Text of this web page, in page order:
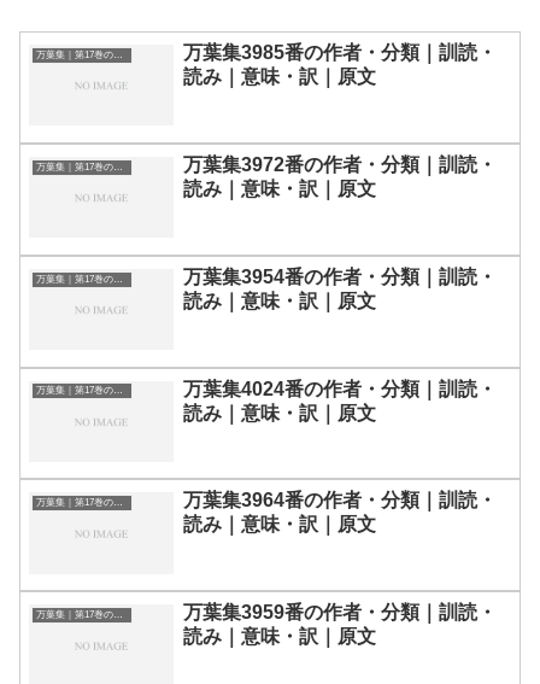
万葉集｜第17巻の和歌一覧
万葉集3985番の作者・分類｜訓読・
読み｜意味・訳｜原文
万葉集｜第17巻の和歌一覧
万葉集3972番の作者・分類｜訓読・
読み｜意味・訳｜原文
万葉集｜第17巻の和歌一覧
万葉集3954番の作者・分類｜訓読・
読み｜意味・訳｜原文
万葉集｜第17巻の和歌一覧
万葉集4024番の作者・分類｜訓読・
読み｜意味・訳｜原文
万葉集｜第17巻の和歌一覧
万葉集3964番の作者・分類｜訓読・
読み｜意味・訳｜原文
万葉集｜第17巻の和歌一覧
万葉集3959番の作者・分類｜訓読・
読み｜意味・訳｜原文